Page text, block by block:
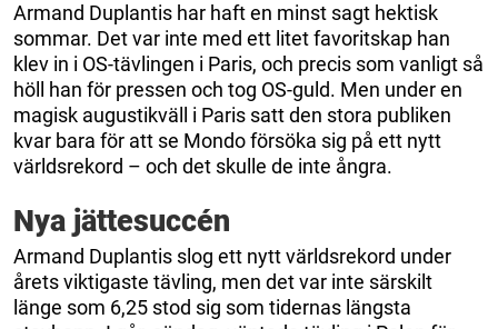
Armand Duplantis har haft en minst sagt hektisk
sommar. Det var inte med ett litet favoritskap han
klev in i OS-tävlingen i Paris, och precis som vanligt så
höll han för pressen och tog OS-guld. Men under en
magisk augustikväll i Paris satt den stora publiken
kvar bara för att se Mondo försöka sig på ett nytt
världsrekord – och det skulle de inte ångra.
Nya jättesuccén
Armand Duplantis slog ett nytt världsrekord under
årets viktigaste tävling, men det var inte särskilt
länge som 6,25 stod sig som tidernas längsta